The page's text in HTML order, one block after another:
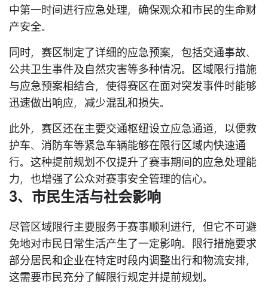
中第一时间进行应急处理，确保观众和市民的生命财
产安全。
同时，赛区制定了详细的应急预案，包括交通事故、
公共卫生事件及自然灾害等多种情况。区域限行措施
与应急预案相结合，使得赛区在面对突发事件时能够
迅速做出响应，减少混乱和损失。
此外，赛区还在主要交通枢纽设立应急通道，以便救
护车、消防车等紧急车辆能够在限行区域内快速通
行。这种提前规划不仅提升了赛事期间的应急处理能
力，也增强了公众对赛事安全管理的信心。
3、市民生活与社会影响
尽管区域限行主要服务于赛事顺利进行，但它不可避
免地对市民日常生活产生了一定影响。限行措施要求
部分居民和企业在特定时段内调整出行和物流安排，
这需要市民充分了解限行规定并提前规划。